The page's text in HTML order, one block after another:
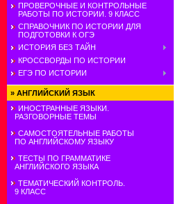
ПРОВЕРОЧНЫЕ И КОНТРОЛЬНЫЕ
РАБОТЫ ПО ИСТОРИИ. 9 КЛАСС
СПРАВОЧНИК ПО ИСТОРИИ ДЛЯ
ПОДГОТОВКИ К ОГЭ
ИСТОРИЯ БЕЗ ТАЙН
КРОССВОРДЫ ПО ИСТОРИИ
ЕГЭ ПО ИСТОРИИ
» АНГЛИЙСКИЙ ЯЗЫК
ИНОСТРАННЫЕ ЯЗЫКИ.
РАЗГОВОРНЫЕ ТЕМЫ
САМОСТОЯТЕЛЬНЫЕ РАБОТЫ
ПО АНГЛИЙСКОМУ ЯЗЫКУ
ТЕСТЫ ПО ГРАММАТИКЕ
АНГЛИЙСКОГО ЯЗЫКА
ТЕМАТИЧЕСКИЙ КОНТРОЛЬ.
9 КЛАСС